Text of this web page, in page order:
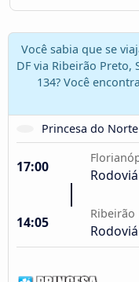
Você sabia que se
DF via Ribeirão Preto,
134? Você
Princesa do Norte
17:00
14:05
Ribeirão